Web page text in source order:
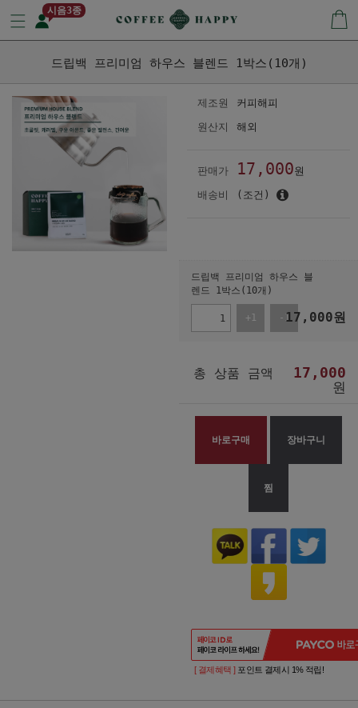
시음3종
드립백 프리미엄 하우스 블렌드 1박스(10개)
제조원
커피해피
원산지
해외
판매가 17,000원
배송비
(조건)
드립백 프리미엄 하우스 블
렌드 1박스(10개)
+1 -117,000원
총 상품 금액 17,000
원
바로구매 장바구니
찜
[ 결제혜택 ] 포인트 결제시 1% 적립!